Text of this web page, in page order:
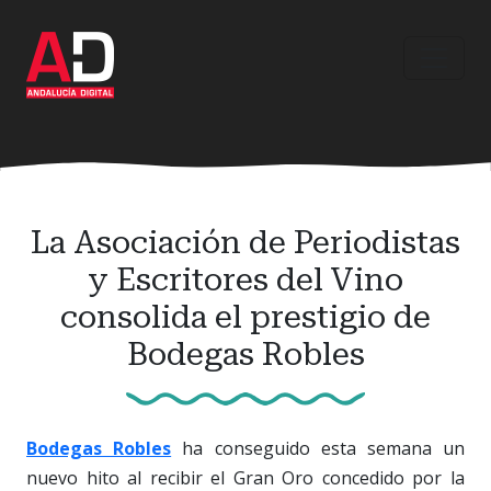
contenido
principal
La Asociación de Periodistas
y Escritores del Vino
consolida el prestigio de
Bodegas Robles
Bodegas Robles ha conseguido esta semana un
nuevo hito al recibir el Gran Oro concedido por la